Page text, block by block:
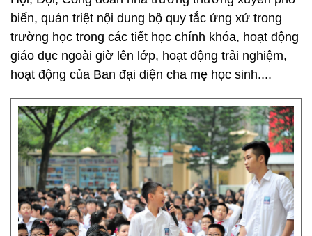
biến, quán triệt nội dung bộ quy tắc ứng xử trong
trường học trong các tiết học chính khóa, hoạt động
giáo dục ngoài giờ lên lớp, hoạt động trải nghiệm,
hoạt động của Ban đại diện cha mẹ học sinh....